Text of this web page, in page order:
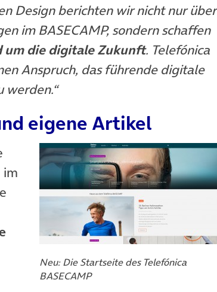
Design berichten wir nicht nur über
im BASECAMP, sondern schaffen
um die digitale Zukunft. Telefónica
Anspruch, das führende digitale
werden.“
eigene Artikel
Neu: Die Startseite des Telefónica
BASECAMP
im